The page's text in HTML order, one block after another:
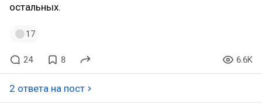
остальных.
17
24 8 6.6K
2 ответа на пост